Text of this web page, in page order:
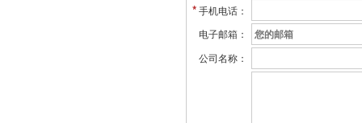
*手机电话：
电子邮箱：
公司名称：